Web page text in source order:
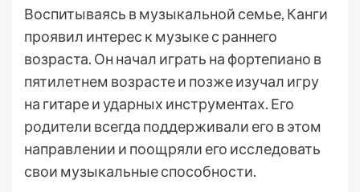
Воспитываясь в музыкальной семье, Канги
проявил интерес к музыке с раннего
возраста. Он начал играть на фортепиано в
пятилетнем возрасте и позже изучал игру
на гитаре и ударных инструментах. Его
родители всегда поддерживали его в этом
направлении и поощряли его исследовать
свои музыкальные способности.